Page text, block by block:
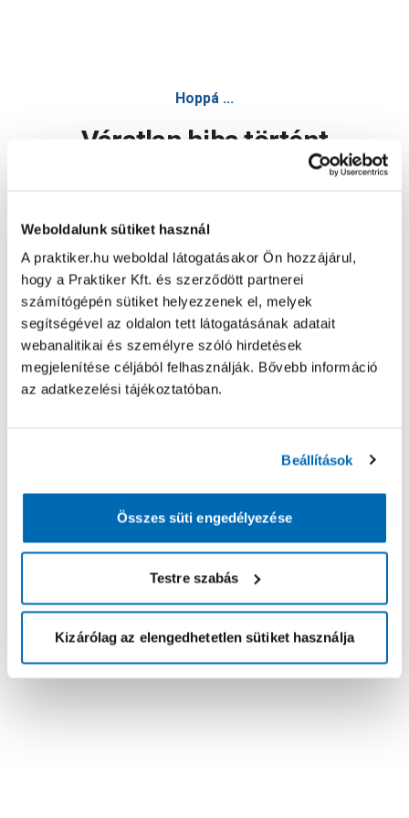
Weboldalunk sütiket használ
A praktiker.hu weboldal látogatásakor Ön hozzájárul,
hogy a Praktiker Kft. és szerződött partnerei
számítógépén sütiket helyezzenek el, melyek
segítségével az oldalon tett látogatásának adatait
webanalitikai és személyre szóló hirdetések
megjelenítése céljából felhasználják. Bővebb információ
az adatkezelési tájékoztatóban.
Beállítások
Összes süti engedélyezése
Testre szabás
Kizárólag az elengedhetetlen sütiket használja
Hoppá ...
Váratlan hiba történt
Oldal újratöltése